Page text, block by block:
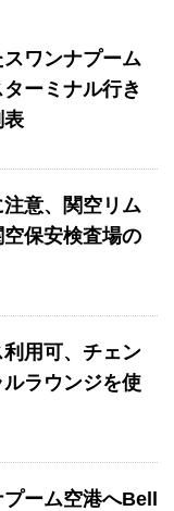
ワンナプーム
ーミナル行き
表
意、関空リム
保安検査場の
用可、チェン
ラウンジを使
ーム空港へBell